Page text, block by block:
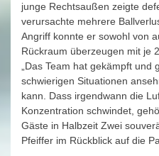
junge Rechtsaußen zeigte
verursachte mehrere
Angriff konnte er sowohl von
Rückraum überzeugen mit je
„Das Team hat gekämpft und
schwierigen Situationen
kann. Dass irgendwann die
Konzentration schwindet,
Gäste in Halbzeit Zwei
Pfeiffer im Rückblick auf die